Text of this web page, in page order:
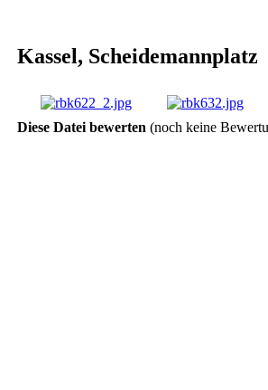
Kassel, Scheidemannplatz
Diese Datei bewerten (noch keine